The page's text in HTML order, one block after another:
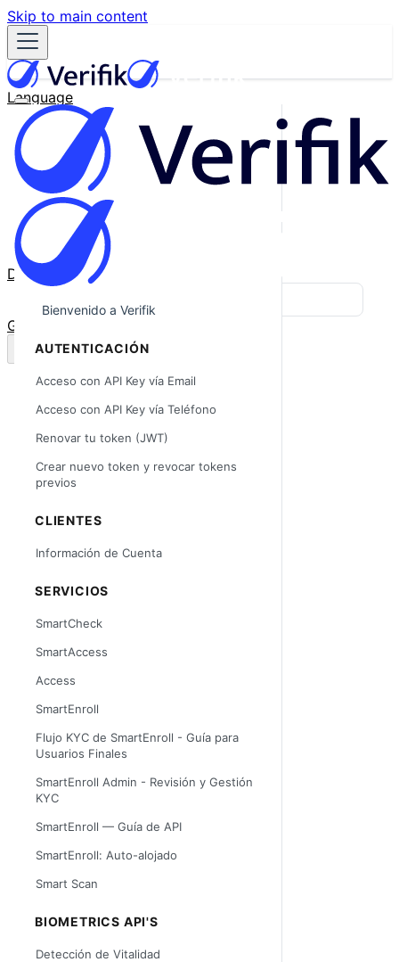
Skip to main content
Language
English
Español
Français
Português
한국어
日本語
中文
Docs
GitHub
Bienvenido a Verifik
AUTENTICACIÓN
Acceso con API Key vía Email
Acceso con API Key vía Teléfono
Renovar tu token (JWT)
Crear nuevo token y revocar tokens
previos
CLIENTES
Información de Cuenta
SERVICIOS
SmartCheck
SmartAccess
Access
SmartEnroll
Flujo KYC de SmartEnroll - Guía para
Usuarios Finales
SmartEnroll Admin - Revisión y Gestión
KYC
SmartEnroll — Guía de API
SmartEnroll: Auto-alojado
Smart Scan
BIOMETRICS API'S
Detección de Vitalidad